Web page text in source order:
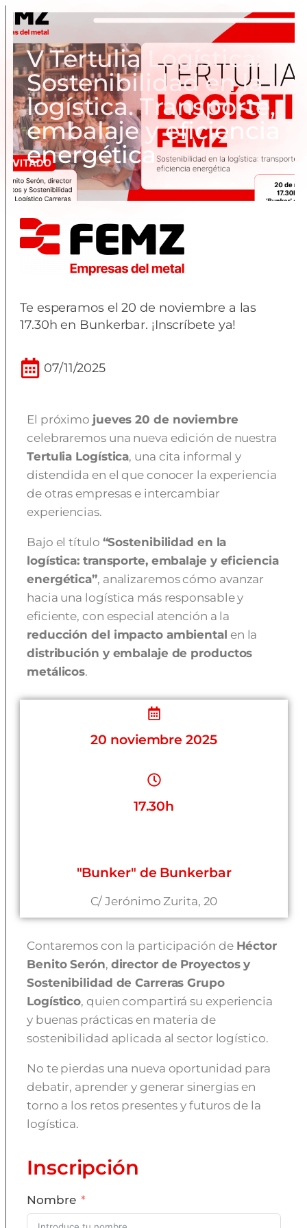
V Tertulia Logística:
Sostenibilidad en la
logística. Transporte,
embalaje y eficiencia
energética
Te esperamos el 20 de noviembre a las
17.30h en Bunkerbar. ¡Inscríbete ya!
07/11/2025
El próximo jueves 20 de noviembre
celebraremos una nueva edición de nuestra
Tertulia Logística, una cita informal y
distendida en el que conocer la experiencia
de otras empresas e intercambiar
experiencias.
Bajo el título “Sostenibilidad en la
logística: transporte, embalaje y eficiencia
energética”, analizaremos cómo avanzar
hacia una logística más responsable y
eficiente, con especial atención a la
reducción del impacto ambiental en la
distribución y embalaje de productos
metálicos.
20 noviembre 2025
17.30h
"Bunker" de Bunkerbar
C/ Jerónimo Zurita, 20
Contaremos con la participación de Héctor
Benito Serón, director de Proyectos y
Sostenibilidad de Carreras Grupo
Logístico, quien compartirá su experiencia
y buenas prácticas en materia de
sostenibilidad aplicada al sector logístico.
No te pierdas una nueva oportunidad para
debatir, aprender y generar sinergias en
torno a los retos presentes y futuros de la
logística.
Inscripción
Nombre